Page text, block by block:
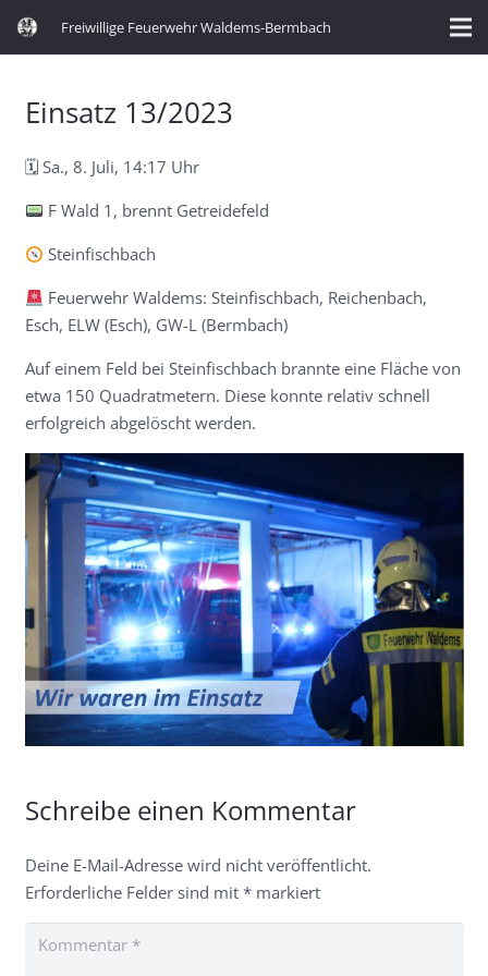
Freiwillige Feuerwehr Waldems-Bermbach
Einsatz 13/2023
🗓 Sa., 8. Juli, 14:17 Uhr
F Wald 1, brennt Getreidefeld
Steinfischbach
Feuerwehr Waldems: Steinfischbach, Reichenbach,
Esch, ELW (Esch), GW-L (Bermbach)
Auf einem Feld bei Steinfischbach brannte eine Fläche von
etwa 150 Quadratmetern. Diese konnte relativ schnell
erfolgreich abgelöscht werden.
Schreibe einen Kommentar
Deine E-Mail-Adresse wird nicht veröffentlicht.
Erforderliche Felder sind mit *markiert